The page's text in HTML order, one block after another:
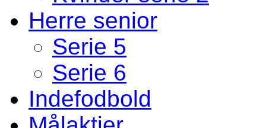
Herre senior
Serie 5
Serie 6
Indefodbold